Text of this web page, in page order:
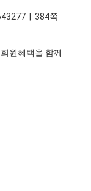
| 384쪽
원혜택을 함께